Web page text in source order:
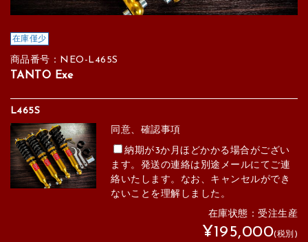
在庫僅少
商品番号：NEO-L465S
TANTO Exe
L465S
同意、確認事項
納期が3か月ほどかかる場合がござい
ます。発送の連絡は別途メールにてご連
絡いたします。なお、キャンセルができ
ないことを理解しました。
在庫状態：受注生産
¥195,000(税別)